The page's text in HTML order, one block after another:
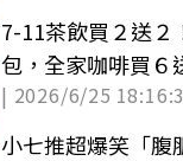
7-11茶飲買２送２
包，全家咖啡買６
支６元
| 2026/6/25
小七推超爆笑「腹